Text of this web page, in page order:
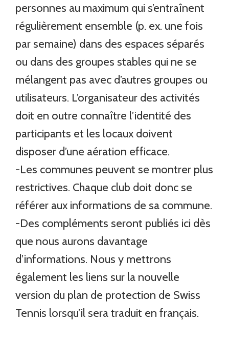
personnes au maximum qui s’entraînent
régulièrement ensemble (p. ex. une fois
par semaine) dans des espaces séparés
ou dans des groupes stables qui ne se
mélangent pas avec d’autres groupes ou
utilisateurs. L’organisateur des activités
doit en outre connaître l’identité des
participants et les locaux doivent
disposer d’une aération efficace.
-Les communes peuvent se montrer plus
restrictives. Chaque club doit donc se
référer aux informations de sa commune.
-Des compléments seront publiés ici dès
que nous aurons davantage
d’informations. Nous y mettrons
également les liens sur la nouvelle
version du plan de protection de Swiss
Tennis lorsqu’il sera traduit en français.